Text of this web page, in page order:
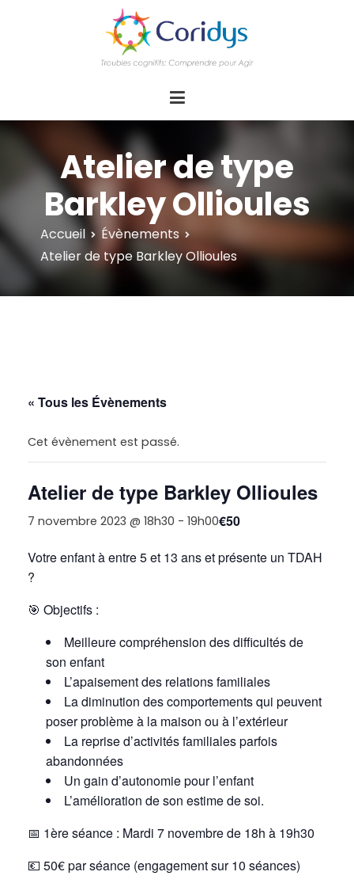
d'actions Information Accompagnement
Innovation/E­xpertise Formations autour des
troubles cognitifs dys ou acquis
Atelier de type
Barkley Ollioules
Accueil
Évènements
Atelier de type Barkley Ollioules
« Tous les Évènements
Cet évènement est passé.
Atelier de type Barkley Ollioules
7 novembre 2023 @ 18h30 - 19h00€50
Votre enfant à entre 5 et 13 ans et présente un TDAH
?
🎯 Objectifs :
Meilleure compréhension des difficultés de
son enfant
L’apaisement des relations familiales
La diminution des comportements qui peuvent
poser problème à la maison ou à l’extérieur
La reprise d’activités familiales parfois
abandonnées
Un gain d’autonomie pour l’enfant
L’amélioration de son estime de soi.
📅 1ère séance : Mardi 7 novembre de 18h à 19h30
💶 50€ par séance (engagement sur 10 séances)